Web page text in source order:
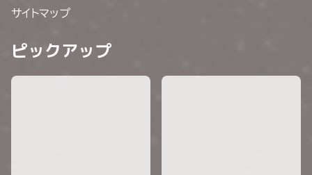
サイトマップ
ピックアップ